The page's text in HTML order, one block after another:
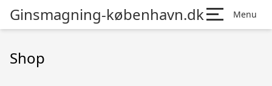
Ginsmagning-københavn.dk Menu
Shop